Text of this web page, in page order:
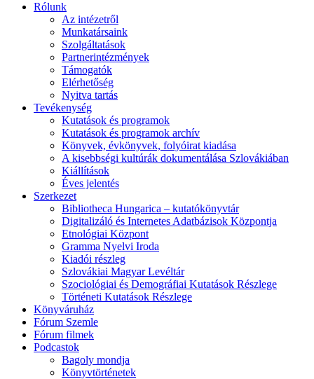
Rólunk
Az intézetről
Munkatársaink
Szolgáltatások
Partnerintézmények
Támogatók
Elérhetőség
Nyitva tartás
Tevékenység
Kutatások és programok
Kutatások és programok archív
Könyvek, évkönyvek, folyóirat kiadása
A kisebbségi kultúrák dokumentálása Szlovákiában
Kiállítások
Éves jelentés
Szerkezet
Bibliotheca Hungarica – kutatókönyvtár
Digitalizáló és Internetes Adatbázisok Központja
Etnológiai Központ
Gramma Nyelvi Iroda
Kiadói részleg
Szlovákiai Magyar Levéltár
Szociológiai és Demográfiai Kutatások Részlege
Történeti Kutatások Részlege
Könyváruház
Fórum Szemle
Fórum filmek
Podcastok
Bagoly mondja
Könyvtörténetek